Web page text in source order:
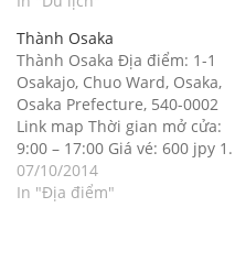
Thành Osaka
Thành Osaka Địa điểm: 1-1
Osakajo, Chuo Ward, Osaka,
Osaka Prefecture, 540-0002
Link map Thời gian mở cửa:
9:00 – 17:00 Giá vé: 600 jpy 1.
Giới thiệu Thành Osaka là một
trong những hình ảnh mang
07/10/2014
In "Địa điểm"